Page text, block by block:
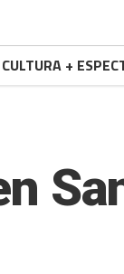
CULTURA +